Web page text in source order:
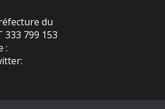
du
333 799 153
: